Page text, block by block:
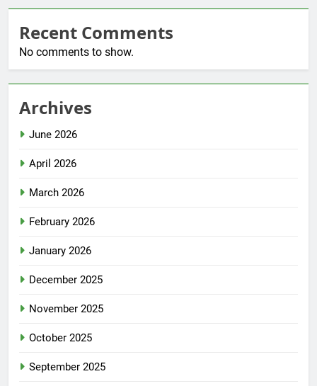
Recent Comments
No comments to show.
Archives
June 2026
April 2026
March 2026
February 2026
January 2026
December 2025
November 2025
October 2025
September 2025